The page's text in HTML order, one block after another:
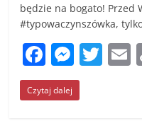
będzie na bogato! Przed
#typowaczynszówka,
F
a
c
M
e
ss
T
Czytaj dalej